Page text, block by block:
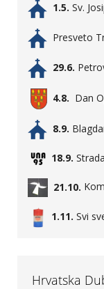
1.5. Sv.
Presveto
29.6.
4.8. Dan
8.9.
18.9.
21.10.
1.11. Svi